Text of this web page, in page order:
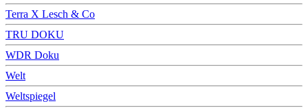
Terra X Lesch & Co
TRU DOKU
WDR Doku
Welt
Weltspiegel